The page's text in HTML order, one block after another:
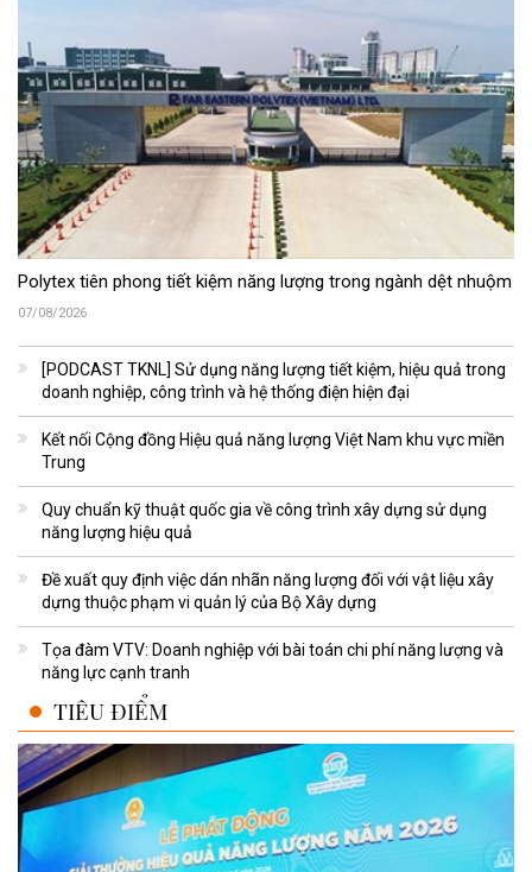
Polytex tiên phong tiết kiệm năng lượng trong ngành dệt nhuộm
07/08/2026
[PODCAST TKNL] Sử dụng năng lượng tiết kiệm, hiệu quả trong
doanh nghiệp, công trình và hệ thống điện hiện đại
Kết nối Cộng đồng Hiệu quả năng lượng Việt Nam khu vực miền
Trung
Quy chuẩn kỹ thuật quốc gia về công trình xây dựng sử dụng
năng lượng hiệu quả
Đề xuất quy định việc dán nhãn năng lượng đối với vật liệu xây
dựng thuộc phạm vi quản lý của Bộ Xây dựng
Tọa đàm VTV: Doanh nghiệp với bài toán chi phí năng lượng và
năng lực cạnh tranh
TIÊU ĐIỂM